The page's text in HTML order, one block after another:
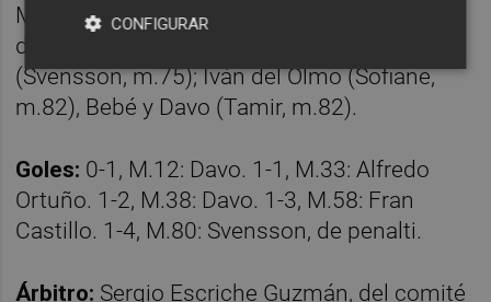
Manu Pedre, José Albert; Iago Indias (David
del Pozo, m.75), Fran Castillo, David García
(Svensson, m.75); Iván del Olmo (Sofiane,
m.82), Bebé y Davo (Tamir, m.82).
Goles: 0-1, M.12: Davo. 1-1, M.33: Alfredo
Ortuño. 1-2, M.38: Davo. 1-3, M.58: Fran
Castillo. 1-4, M.80: Svensson, de penalti.
Árbitro: Sergio Escriche Guzmán, del comité
CONFIGURAR